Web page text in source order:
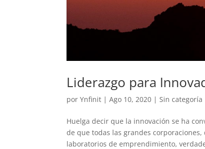
Liderazgo para
porYnfinit |Ago 10, 2020 |Sin categoría
Huelga decir que la innovación se ha
de que todas las grandes
laboratorios de emprendimiento,